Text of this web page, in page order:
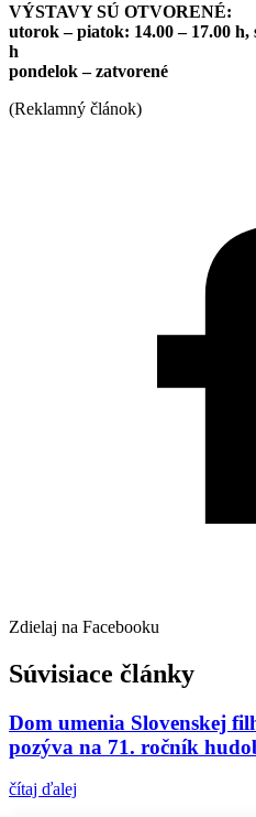
VÝSTAVY SÚ OTVORENÉ:
utorok – piatok: 14.00 – 17.00 h,
h
pondelok – zatvorené
(Reklamný článok)
Zdielaj na Facebooku
Súvisiace články
Dom umenia Slovenskej
pozýva na 71. ročník
čítaj ďalej